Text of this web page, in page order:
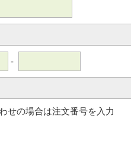
-
せの場合は注文番号を入力